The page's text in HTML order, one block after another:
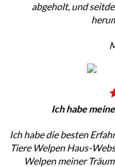
abgeholt, und
Ich habe
Ich habe die besten
Tiere Welpen Haus-
Welpen meiner